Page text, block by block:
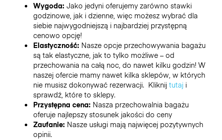
Wygoda: Jako jedyni oferujemy zarówno stawki
godzinowe, jak i dzienne, więc możesz wybrać dla
siebie najwygodniejszą i najbardziej przystępną
cenowo opcję!
Elastyczność: Nasze opcje przechowywania bagażu
są tak elastyczne, jak to tylko możliwe – od
przechowania na całą noc, do nawet kilku godzin! W
naszej ofercie mamy nawet kilka sklepów, w których
nie musisz dokonywać rezerwacji. Kliknij tutaji
sprawdź, które to sklepy.
Przystępna cena: Nasza przechowalnia bagażu
oferuje najlepszy stosunek jakości do ceny
Zaufanie: Nasze usługi mają najwięcej pozytywnych
opinii.